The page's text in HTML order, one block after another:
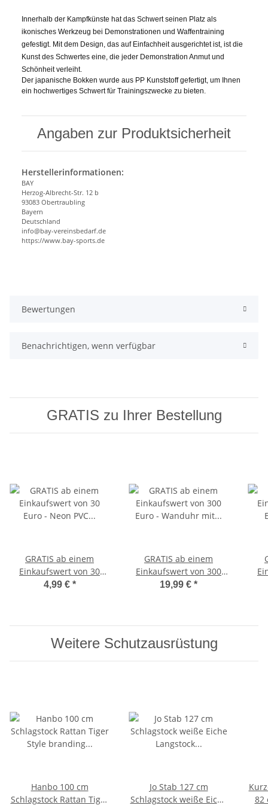
Innerhalb der Kampfkünste hat das Schwert seinen Platz als
ikonisches Werkzeug bei Demonstrationen und Waffentraining
gefestigt. Mit dem Design, das auf Einfachheit ausgerichtet ist, ist die
Kunst des Schwertes eine, die jeder Demonstration Anmut und
Schönheit verleiht.
Der japanische Bokken wurde aus PP Kunststoff gefertigt, um Ihnen
ein hochwertiges Schwert für Trainingszwecke zu bieten.
Angaben zur Produktsicherheit
Herstellerinformationen:
BAY
Herzog-Albrecht-Str. 12 b
93083 Obertraubling
Bayern
Deutschland
info@bay-vereinsbedarf.de
https://www.bay-sports.de
Bewertungen
Benachrichtigen, wenn verfügbar
GRATIS zu Ihrer Bestellung
GRATIS ab einem
Einkaufswert von 30
Euro - Neon PVC
4,99 € *
GRATIS ab einem
Einkaufswert von 300
Euro - Wanduhr mit
19,99 € *
Weitere Schutzausrüstung
Hanbo 100 cm
Schlagstock Rattan Tiger
Jo Stab 127 cm
Schlagstock weiße Eiche
82